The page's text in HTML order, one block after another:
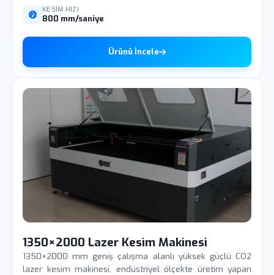
KESIM HIZI
800 mm/saniye
Ürünü İncele
1350×2000 Lazer Kesim Makinesi
1350×2000 mm geniş çalışma alanlı yüksek güçlü CO2
lazer kesim makinesi, endüstriyel ölçekte üretim yapan